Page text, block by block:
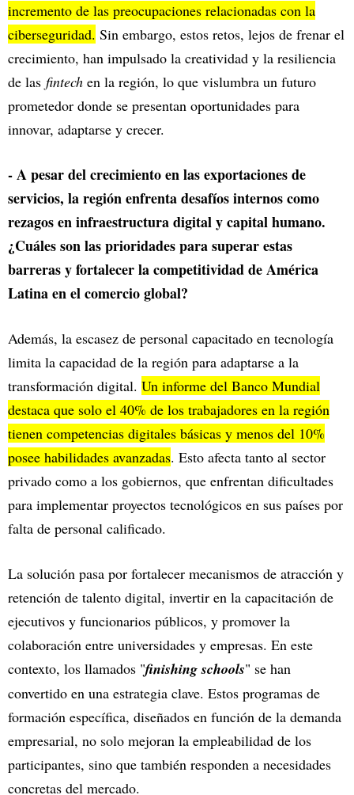
incremento de las preocupaciones relacionadas con la
ciberseguridad. Sin embargo, estos retos, lejos de frenar el
crecimiento, han impulsado la creatividad y la resiliencia
de las fintech en la región, lo que vislumbra un futuro
prometedor donde se presentan oportunidades para
innovar, adaptarse y crecer.
- A pesar del crecimiento en las exportaciones de
servicios, la región enfrenta desafíos internos como
rezagos en infraestructura digital y capital humano.
¿Cuáles son las prioridades para superar estas
barreras y fortalecer la competitividad de América
Latina en el comercio global?
Además, la escasez de personal capacitado en tecnología
limita la capacidad de la región para adaptarse a la
transformación digital. Un informe del Banco Mundial
destaca que solo el 40% de los trabajadores en la región
tienen competencias digitales básicas y menos del 10%
posee habilidades avanzadas. Esto afecta tanto al sector
privado como a los gobiernos, que enfrentan dificultades
para implementar proyectos tecnológicos en sus países por
falta de personal calificado.
La solución pasa por fortalecer mecanismos de atracción y
retención de talento digital, invertir en la capacitación de
ejecutivos y funcionarios públicos, y promover la
colaboración entre universidades y empresas. En este
contexto, los llamados "finishing schools" se han
convertido en una estrategia clave. Estos programas de
formación específica, diseñados en función de la demanda
empresarial, no solo mejoran la empleabilidad de los
participantes, sino que también responden a necesidades
concretas del mercado.